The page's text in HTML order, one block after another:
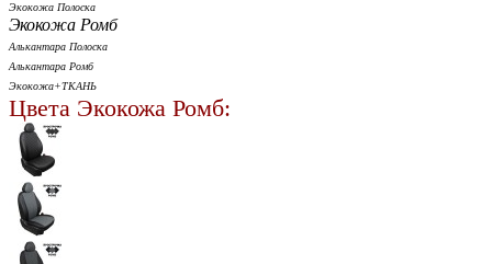
Экокожа Полоска
Экокожа Ромб
Алькантара Полоска
Алькантара Ромб
Экокожа+ТКАНЬ
Цвета Экокожа Ромб: